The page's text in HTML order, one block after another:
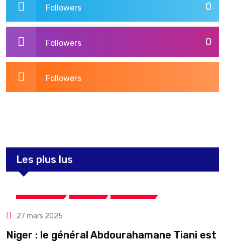
0
Followers
0
Followers
Followers
Les plus lus
A LA UNE NIGER Politique
27 mars 2025
Niger : le général Abdourahamane Tiani est